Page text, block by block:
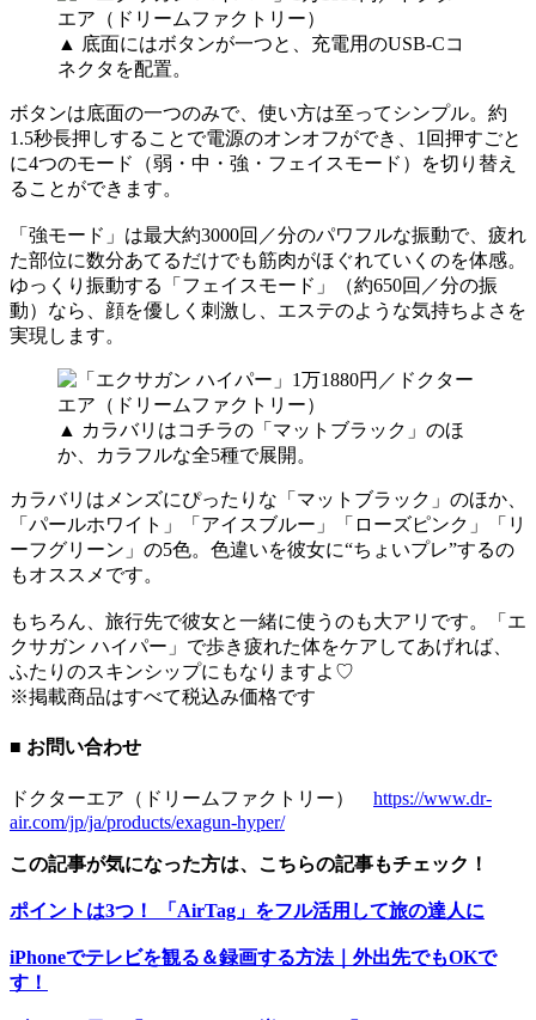
▲ 底面にはボタンが一つと、充電用のUSB-Cコ
ネクタを配置。
ボタンは底面の一つのみで、使い方は至ってシンプル。約
1.5秒長押しすることで電源のオンオフができ、1回押すごと
に4つのモード（弱・中・強・フェイスモード）を切り替え
ることができます。
「強モード」は最大約3000回／分のパワフルな振動で、疲れ
た部位に数分あてるだけでも筋肉がほぐれていくのを体感。
ゆっくり振動する「フェイスモード」（約650回／分の振
動）なら、顔を優しく刺激し、エステのような気持ちよさを
実現します。
▲ カラバリはコチラの「マットブラック」のほ
か、カラフルな全5種で展開。
カラバリはメンズにぴったりな「マットブラック」のほか、
「パールホワイト」「アイスブルー」「ローズピンク」「リ
ーフグリーン」の5色。色違いを彼女に“ちょいプレ”するの
もオススメです。
もちろん、旅行先で彼女と一緒に使うのも大アリです。「エ
クサガン ハイパー」で歩き疲れた体をケアしてあげれば、
ふたりのスキンシップにもなりますよ♡
※掲載商品はすべて税込み価格です
■ お問い合わせ
ドクターエア（ドリームファクトリー） https://www.dr-
air.com/jp/ja/products/exagun-hyper/
この記事が気になった方は、こちらの記事もチェック！
ポイントは3つ！ 「AirTag」をフル活用して旅の達人に
iPhoneでテレビを観る＆録画する方法｜外出先でもOKで
す！